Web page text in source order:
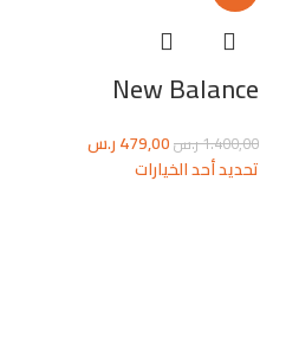
New Balance
1.400,00ر.س479,00ر.س
تحديد أحد الخيارات